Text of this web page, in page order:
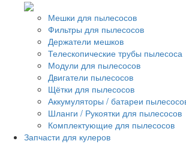
Мешки для пылесосов
Фильтры для пылесосов
Держатели мешков
Телескопические трубы пылесоса
Модули для пылесосов
Двигатели пылесосов
Щётки для пылесосов
Аккумуляторы / батареи
Шланги / Рукоятки для пылесосов
Комплектующие для пылесосов
Запчасти для кулеров